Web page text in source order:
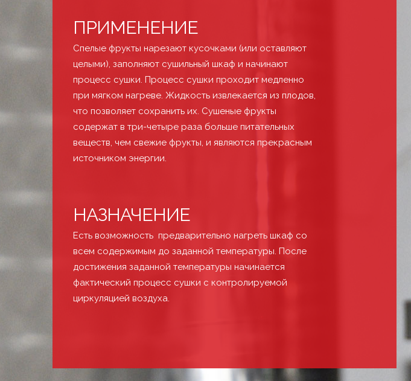
ПРИМЕНЕНИЕ
Спелые фрукты нарезают кусочками (или оставляют
целыми), заполняют сушильный шкаф и начинают
процесс сушки. Процесс сушки проходит медленно
при мягком нагреве. Жидкость извлекается из плодов,
что позволяет сохранить их. Сушеные фрукты
содержат в три-четыре раза больше питательных
веществ, чем свежие фрукты, и являются прекрасным
источником энергии.
НАЗНАЧЕНИЕ
Есть возможность предварительно нагреть шкаф со
всем содержимым до заданной температуры. После
достижения заданной температуры начинается
фактический процесс сушки с контролируемой
циркуляцией воздуха.